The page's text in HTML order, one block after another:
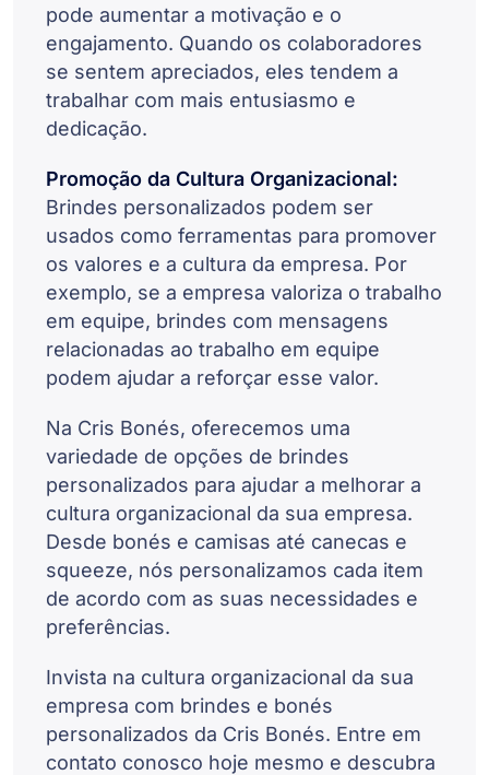
pode aumentar a motivação e o
engajamento. Quando os colaboradores
se sentem apreciados, eles tendem a
trabalhar com mais entusiasmo e
dedicação.
Promoção da Cultura Organizacional:
Brindes personalizados podem ser
usados como ferramentas para promover
os valores e a cultura da empresa. Por
exemplo, se a empresa valoriza o trabalho
em equipe, brindes com mensagens
relacionadas ao trabalho em equipe
podem ajudar a reforçar esse valor.
Na Cris Bonés, oferecemos uma
variedade de opções de brindes
personalizados para ajudar a melhorar a
cultura organizacional da sua empresa.
Desde bonés e camisas até canecas e
squeeze, nós personalizamos cada item
de acordo com as suas necessidades e
preferências.
Invista na cultura organizacional da sua
empresa com brindes e bonés
personalizados da Cris Bonés. Entre em
contato conosco hoje mesmo e descubra